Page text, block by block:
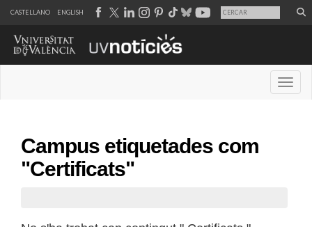
CASTELLANO ENGLISH
Campus etiquetades com
"Certificats"